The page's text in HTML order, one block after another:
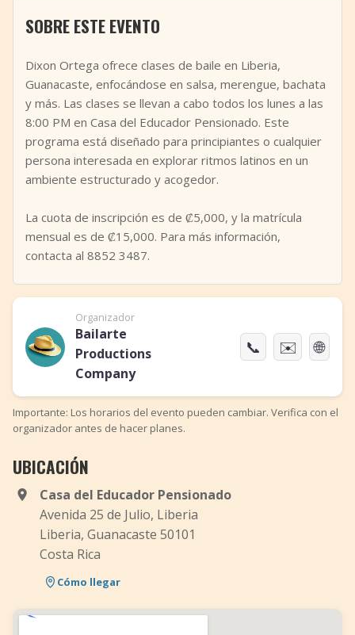
SOBRE ESTE EVENTO
Dixon Ortega ofrece clases de baile en Liberia,
Guanacaste, enfocándose en salsa, merengue, bachata
y más. Las clases se llevan a cabo todos los lunes a las
8:00 PM en Casa del Educador Pensionado. Este
programa está diseñado para principiantes o cualquier
persona interesada en explorar ritmos latinos en un
ambiente estructurado y acogedor.
La cuota de inscripción es de ₡5,000, y la matrícula
mensual es de ₡15,000. Para más información,
contacta al 8852 3487.
Organizador
Bailarte
Productions
Company
📞 ✉️ 🌐
Importante: Los horarios del evento pueden cambiar. Verifica con el
organizador antes de hacer planes.
UBICACIÓN
Casa del Educador Pensionado
Avenida 25 de Julio, Liberia
Liberia, Guanacaste 50101
Costa Rica
Cómo llegar